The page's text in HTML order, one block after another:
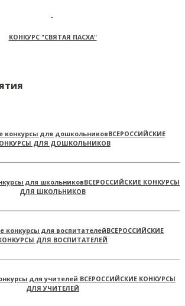
КОНКУРС "СВЯТАЯ ПАСХА"
ВСЕРОССИЙСКИЕ
ДЛЯ ДОШКОЛЬНИКОВ
ВСЕРОССИЙСКИЕ КОНКУРСЫ
ДЛЯ ШКОЛЬНИКОВ
ВСЕРОССИЙСКИЕ
ДЛЯ ВОСПИТАТЕЛЕЙ
ВСЕРОССИЙСКИЕ КОНКУРСЫ
ДЛЯ УЧИТЕЛЕЙ